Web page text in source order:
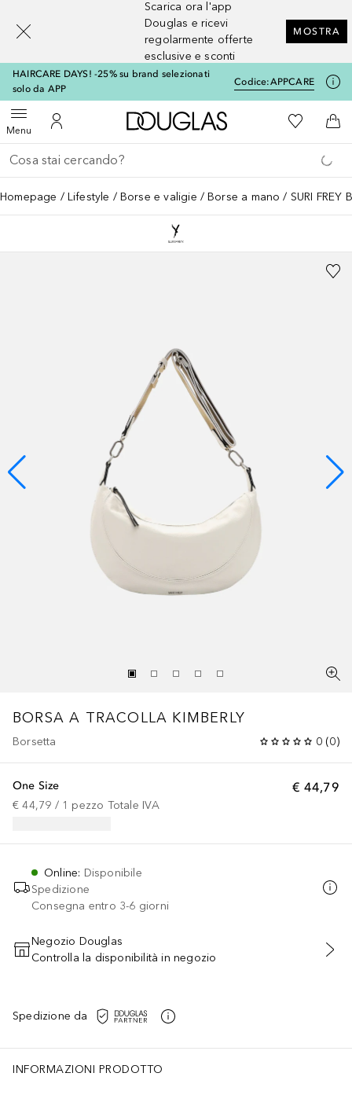
Scarica ora l'app
Douglas e ricevi
regolarmente offerte
esclusive e sconti
MOSTRA
HAIRCARE DAYS! -25% su brand selezionati
solo da APP
Codice:APPCARE
MenuApri menuAl Mio Account
A Douglas HomeAlla Mia
Al
Torna indietro
Esegui ricerca
Homepage Lifestyle Borse e valigie Borse a mano SURI
BORSA A TRACOLLA KIMBERLY
Borsetta 0 (0)
€ 44,79
One Size
€ 44,79 / 1 pezzo Totale IVA
Online: Disponibile
Spedizione
Consegna entro 3-6 giorni
AGGIUNGI AL CARRELLO
Negozio Douglas
Controlla la disponibilità in negozio
Spedizione da
INFORMAZIONI PRODOTTO
[navigation.slideout.screenreader]